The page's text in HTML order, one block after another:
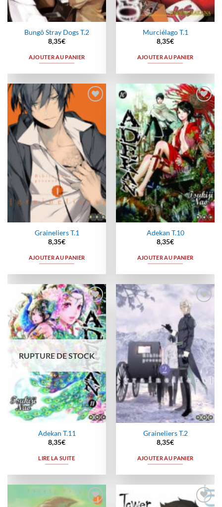
Bungô Stray Dogs T.2
8,35€
AJOUTER AU PANIER
Murciélago T.1
8,35€
AJOUTER AU PANIER
wishlist
Graineliers T.1
8,35€
AJOUTER AU PANIER
Ajouter
à la
wishlist
Adekan T.10
8,35€
AJOUTER AU PANIER
Ajouter
à la
wishlist
RUPTURE DE STOCK
Adekan T.11
8,35€
LIRE LA SUITE
Ajouter
wishlist
Graineliers T.2
8,35€
AJOUTER AU PANIER